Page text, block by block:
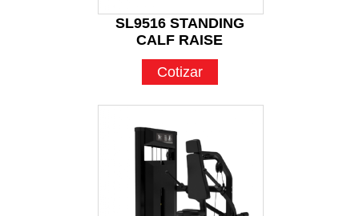
SL9516 STANDING
CALF RAISE
Cotizar